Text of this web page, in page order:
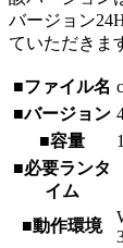
バージョン
ていただきま
■ファイル名
■バージョン
■容量
■必要ランタ
イム
■動作環境